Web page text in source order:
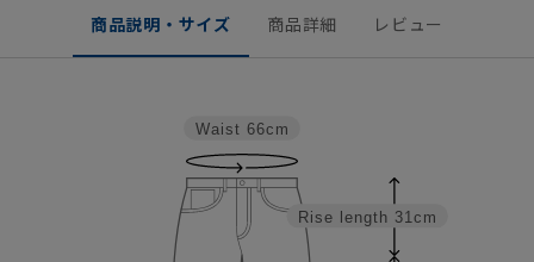
商品説明・サイズ 商品詳細 レビュー
Rise length 31cm
Waist 66cm